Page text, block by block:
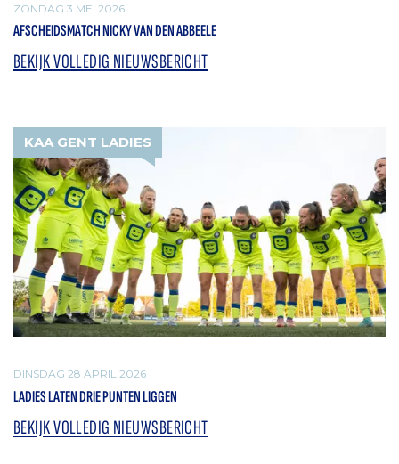
ZONDAG 3 MEI 2026
AFSCHEIDSMATCH NICKY VAN DEN ABBEELE
BEKIJK VOLLEDIG NIEUWSBERICHT
KAA GENT LADIES
DINSDAG 28 APRIL 2026
LADIES LATEN DRIE PUNTEN LIGGEN
BEKIJK VOLLEDIG NIEUWSBERICHT